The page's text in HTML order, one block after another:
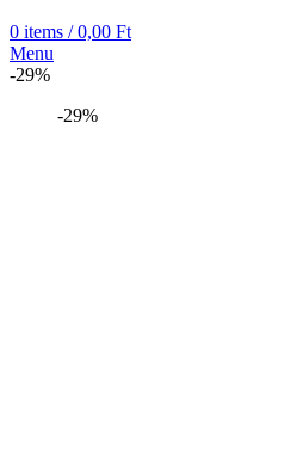
0 items / 0,00 Ft
Menu
-29%
-29%